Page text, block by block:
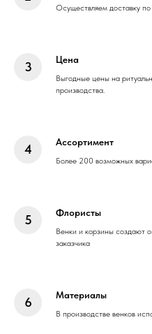
Осуществляем доставку по
Цена
Выгодные цены на
производства.
Ассортимент
Более 200 возможных
Флористы
Венки и корзины создают
заказчика
Материалы
В производстве венков